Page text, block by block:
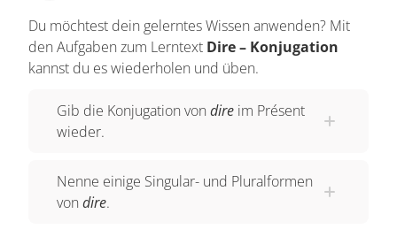
Du möchtest dein gelerntes Wissen anwenden? Mit
den Aufgaben zum Lerntext Dire – Konjugation
kannst du es wiederholen und üben.
Gib die Konjugation von dire im Présent
wieder.
Nenne einige Singular- und Pluralformen
von dire.